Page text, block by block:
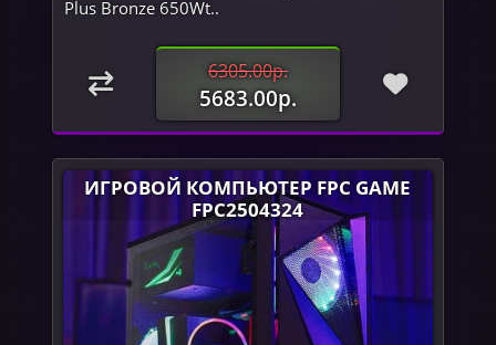
Plus Bronze 650Wt..
6305.00р.
5683.00р.
ИГРОВОЙ КОМПЬЮТЕР FPC GAME
FPC2504324